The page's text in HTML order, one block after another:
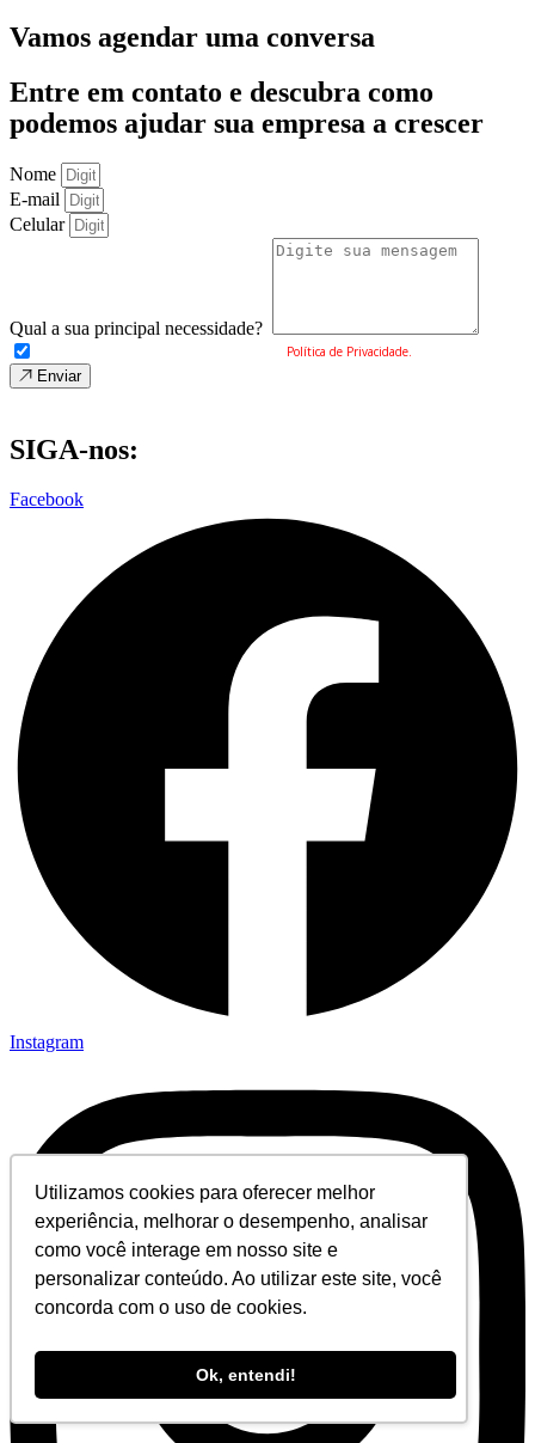
Utilizamos cookies para oferecer melhor
experiência, melhorar o desempenho, analisar
como você interage em nosso site e
personalizar conteúdo. Ao utilizar este site, você
concorda com o uso de cookies.
Ok, entendi!
Vamos agendar uma conversa
Entre em contato e descubra como
podemos ajudar sua empresa a crescer
Nome
E-mail
Celular
Qual a sua principal necessidade?
Política de Privacidade.
Enviar
SIGA-nos:
Facebook
Instagram